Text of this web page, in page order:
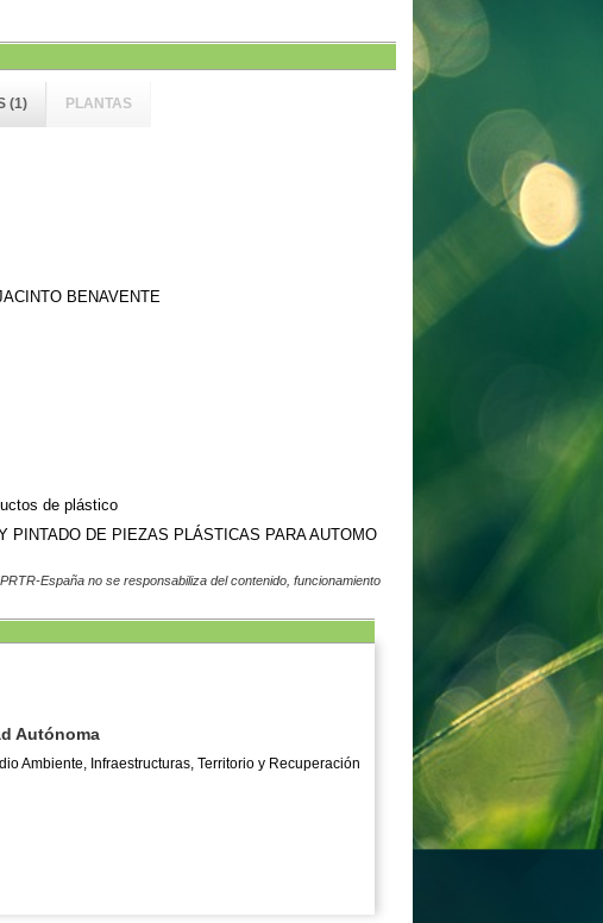
(1) PLANTAS
BENAVENTE
de plástico
PINTADO DE PIEZAS PLÁSTICAS PARA AUTOMO
España no se responsabiliza del contenido, funcionamiento
Autónoma
Ambiente, Infraestructuras, Territorio y Recuperación